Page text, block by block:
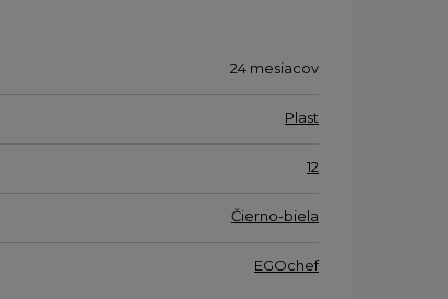
24 mesiacov
Plast
12
Čierno-biela
EGOchef